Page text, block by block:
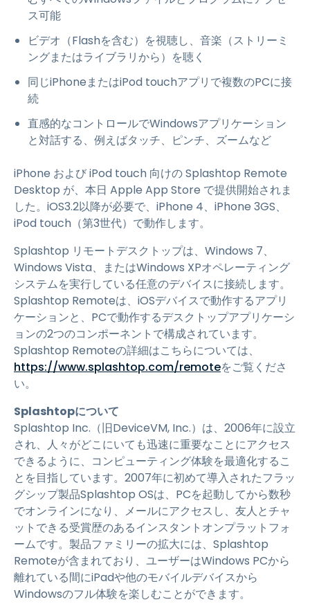
ス可能
ビデオ（Flashを含む）を視聴し、音楽（ストリーミ
ングまたはライブラリから）を聴く
同じiPhoneまたはiPod touchアプリで複数のPCに接
続
直感的なコントロールでWindowsアプリケーション
と対話する、例えばタッチ、ピンチ、ズームなど
iPhone および iPod touch 向けの Splashtop Remote
Desktop が、本日 Apple App Store で提供開始されま
した。iOS3.2以降が必要で、iPhone 4、iPhone 3GS、
iPod touch（第3世代）で動作します。
Splashtop リモートデスクトップは、Windows 7、
Windows Vista、またはWindows XPオペレーティング
システムを実行している任意のデバイスに接続します。
Splashtop Remoteは、iOSデバイスで動作するアプリ
ケーションと、PCで動作するデスクトップアプリケーシ
ョンの2つのコンポーネントで構成されています。
Splashtop Remoteの詳細はこちらについては、
https://www.splashtop.com/remoteをご覧くださ
い。
Splashtopについて
Splashtop Inc.（旧DeviceVM, Inc.）は、2006年に設立
され、人々がどこにいても迅速に重要なことにアクセス
できるように、コンピューティング体験を最適化するこ
とを目指しています。2007年に初めて導入されたフラッ
グシップ製品Splashtop OSは、PCを起動してから数秒
でオンラインになり、メールにアクセスし、友人とチャ
ットできる受賞歴のあるインスタントオンプラットフォ
ームです。製品ファミリーの拡大には、Splashtop
Remoteが含まれており、ユーザーはWindows PCから
離れている間にiPadや他のモバイルデバイスから
Windowsのフル体験を楽しむことができます。